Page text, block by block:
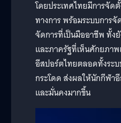
โดยประเทศไทยมีการจัด
ทางการ พร้อมระบบการจั
จัดการที่เป็นมืออาชีพ ทั้ง
และภาครัฐที่เห็นศักยภา
อีสปอร์ตไทยตลอดทั้งระบ
กระโดด ส่งผลให้นักกีฬา
และมั่นคงมากขึ้น